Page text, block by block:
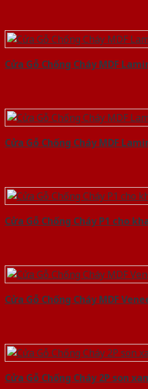
Cửa Gỗ Chống Cháy MDF
Cửa Gỗ Chống Cháy MDF
Cửa Gỗ Chống Cháy P1 cho
Cửa Gỗ Chống Cháy MDF
Cửa Gỗ Chống Cháy 2P son